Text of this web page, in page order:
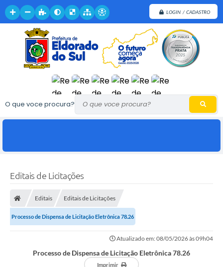
LOGIN / CADASTRO
O que voce procura?
Editais de Licitações
Editais Editais de Licitações
Processo de Dispensa de Licitação Eletrônica 78.26
Atualizado em: 08/05/2026 às 09h04
Processo de Dispensa de Licitação Eletrônica 78.26
Imprimir